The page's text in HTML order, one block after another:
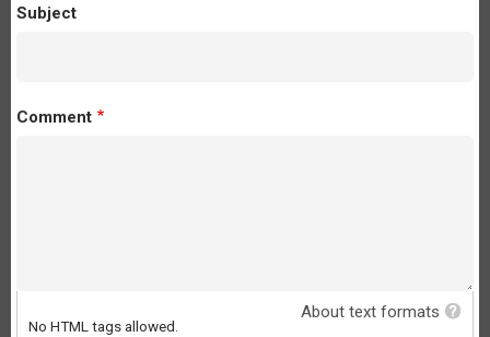
Subject
Comment
About text formats
No HTML tags allowed.